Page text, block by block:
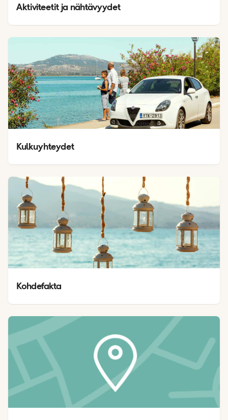
Aktiviteetit ja nähtävyydet
Kulkuyhteydet
Kohdefakta